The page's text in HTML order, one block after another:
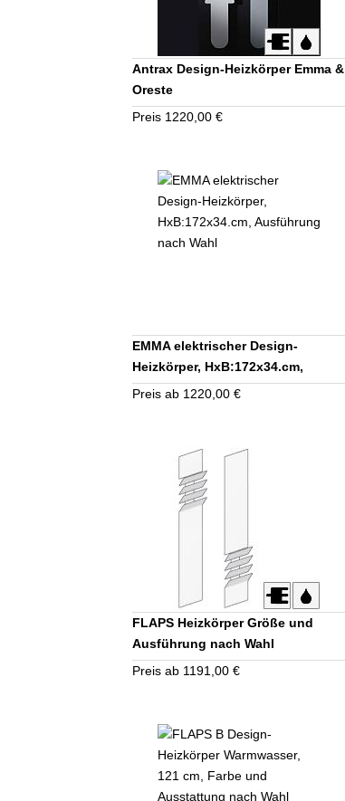
Antrax Design-Heizkörper Emma &
Oreste
Preis 1220,00 €
EMMA elektrischer Design-
Heizkörper, HxB:172x34.cm,
Ausführung nach Wahl
Preis ab 1220,00 €
FLAPS Heizkörper Größe und
Ausführung nach Wahl
Preis ab 1191,00 €